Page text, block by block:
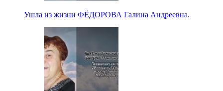
Ушла из жизни ФЁДОРОВА Галина Андреевна.